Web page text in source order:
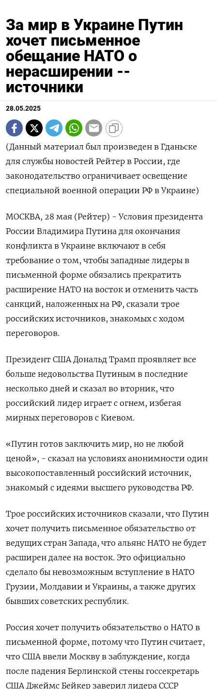
За мир в Украине Путин
хочет письменное
обещание НАТО о
нерасширении --
источники
28.05.2025
(Данный материал был произведен в Гданьске
для службы новостей Рейтер в России, где
законодательство ограничивает освещение
специальной военной операции РФ в Украине)
МОСКВА, 28 мая (Рейтер) - Условия президента
России Владимира Путина для окончания
конфликта в Украине включают в себя
требование о том, чтобы западные лидеры в
письменной форме обязались прекратить
расширение НАТО на восток и отменить часть
санкций, наложенных на РФ, сказали трое
российских источников, знакомых с ходом
переговоров.
Президент США Дональд Трамп проявляет все
больше недовольства Путиным в последние
несколько дней и сказал во вторник, что
российский лидер играет с огнем, избегая
мирных переговоров с Киевом.
«Путин готов заключить мир, но не любой
ценой», - сказал на условиях анонимности один
высокопоставленный российский источник,
знакомый с идеями высшего руководства РФ.
Трое российских источников сказали, что Путин
хочет получить письменное обязательство от
ведущих стран Запада, что альянс НАТО не будет
расширен далее на восток. Это официально
сделало бы невозможным вступление в НАТО
Грузии, Молдавии и Украины, а также других
бывших советских республик.
Россия хочет получить обязательство о НАТО в
письменной форме, потому что Путин считает,
что США ввели Москву в заблуждение, когда
после падения Берлинской стены госсекретарь
США Джеймс Бейкер заверил лидера СССР